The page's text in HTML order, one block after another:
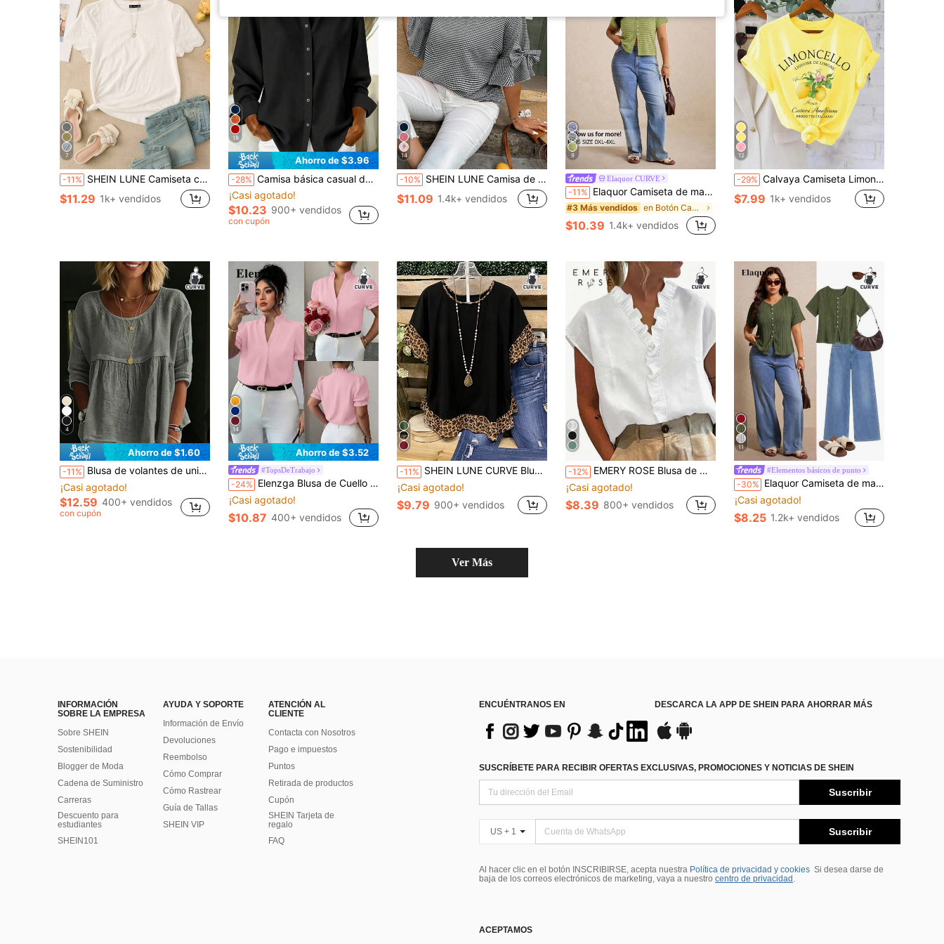
7
-11% SHEIN LUNE Camiseta con bordado con ojal ribete en abanico
$11.29 1k+ vendidos
18
Ahorro de $3.96
-28% Camisa básica casual de manga larga ligera con botones para mujer talla grande color negro
¡Casi agotado!
$10.23 900+ vendidos
con cupón
14
-10% SHEIN LUNE Camisa de mujer talla grande con cuello redondo, adorno de lazo y mangas de campana a cuadros
$11.09 1.4k+ vendidos
9
Elaquor CURVE
-11% Elaquor Camiseta de manga corta de cuello redondo a rayas de uso diario versátil para mujer de talla grande
#3 Más vendidos en Botón Camisetas de talla grande
$10.39 1.4k+ vendidos
12
-29% Calvaya Camiseta Limoncello, Camiseta con limones de la Amalfitana, Italia
$7.99 1k+ vendidos
4
Ahorro de $1.60
-11% Blusa de volantes de unicolor para mujer de talla grande, camisa blanca para uso diario
¡Casi agotado!
$12.59 400+ vendidos
con cupón
14
Ahorro de $3.52
#TopsDeTrabajo
-24% Elenzga Blusa de Cuello Girado de unicolor Elegante Premium para Tallas Grandes de Uso Diario
¡Casi agotado!
$10.87 400+ vendidos
-11% SHEIN LUNE CURVE Blusa de verano con volantes y estampado de leopardo, adecuada para un atuendo de carnaval, talla grande
¡Casi agotado!
$9.79 900+ vendidos
-12% EMERY ROSE Blusa de manga corta de unicolor y minimalista con ribete de encaje para mujer de talla grande, camisa/blusa de talla grande
¡Casi agotado!
$8.39 800+ vendidos
11
#Elementos básicos de punto
-30% Elaquor Camiseta de manga corta de unicolor, de un solo pecho, casual y versátil para uso diario, talla grande para mujer
¡Casi agotado!
$8.25 1.2k+ vendidos
Ver Más
INFORMACIÓN
SOBRE LA EMPRESA
Sobre SHEIN
Sostenibilidad
Blogger de Moda
Cadena de Suministro
Carreras
Descuento para
estudiantes
SHEIN101
AYUDA Y SOPORTE
Información de Envío
Devoluciones
Reembolso
Cómo Comprar
Cómo Rastrear
Guía de Tallas
SHEIN VIP
ATENCIÓN AL
CLIENTE
Contacta con Nosotros
Pago e impuestos
Puntos
Retirada de productos
Cupón
SHEIN Tarjeta de
regalo
FAQ
ENCUÉNTRANOS EN DESCARCA LA APP DE SHEIN PARA AHORRAR MÁS
SUSCRÍBETE PARA RECIBIR OFERTAS EXCLUSIVAS, PROMOCIONES Y NOTICIAS DE SHEIN
Suscribir
US + 1 Suscribir
Al hacer clic en el botón INSCRIBIRSE, acepta nuestra Política de privacidad y cookies Si desea darse de
baja de los correos electrónicos de marketing, vaya a nuestro centro de privacidad .
ACEPTAMOS